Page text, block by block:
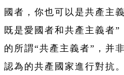
國者，你也可以是共產主
既是愛國者和共產主義者
的所謂“共產主義者”，并
認為的共產國家進行對抗。